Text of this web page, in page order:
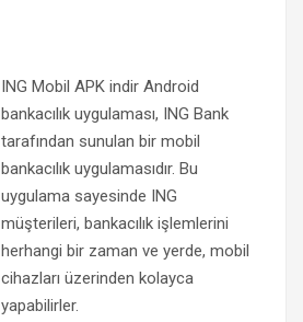
ING Mobil APK indir Android
bankacılık uygulaması, ING Bank
tarafından sunulan bir mobil
bankacılık uygulamasıdır. Bu
uygulama sayesinde ING
müşterileri, bankacılık işlemlerini
herhangi bir zaman ve yerde, mobil
cihazları üzerinden kolayca
yapabilirler.